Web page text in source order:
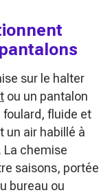
sur le halter
ou un pantalon
foulard, fluide et
un air habillé à
La chemise
saisons, portée
bureau ou